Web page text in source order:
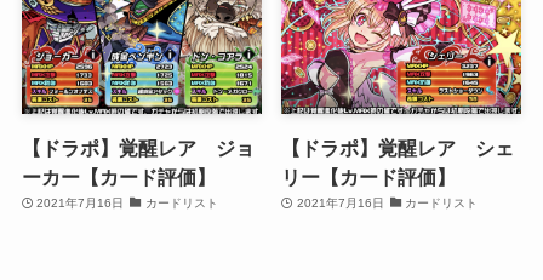
【ドラポ】覚醒レア ジョ
ーカー【カード評価】
2021年7月16日 カードリスト
【ドラポ】覚醒レア シェ
リー【カード評価】
2021年7月16日 カードリスト